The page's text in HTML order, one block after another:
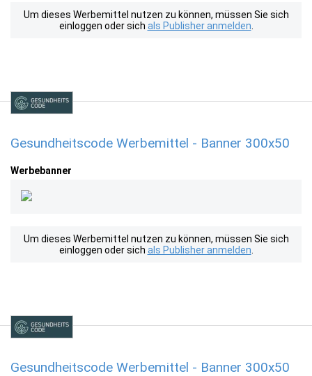
Um dieses Werbemittel nutzen zu können, müssen Sie sich
einloggen oder sich als Publisher anmelden
Gesundheitscode Werbemittel - Banner 300x50
Werbebanner
Um dieses Werbemittel nutzen zu können, müssen Sie sich
einloggen oder sich als Publisher anmelden
Gesundheitscode Werbemittel - Banner 300x50